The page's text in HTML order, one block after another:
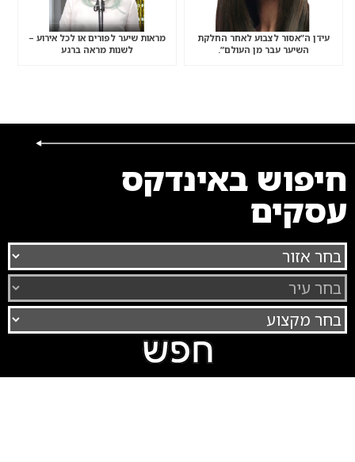
עידן ה”אסור לצבוע לאחר החלקת
השיער עבר מן העולם”.
מראות שיער לפורים או לכל אירוע –
לשנות מראה ברגע
חיפוש באינדקס
עסקים